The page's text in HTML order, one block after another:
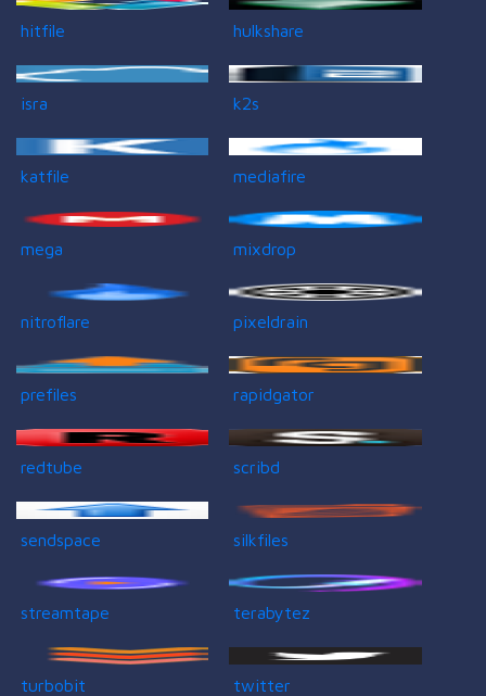
hitfile hulkshare
isra k2s
katfile mediafire
mega mixdrop
nitroflare pixeldrain
prefiles rapidgator
redtube scribd
sendspace silkfiles
streamtape terabytez
turbobit twitter